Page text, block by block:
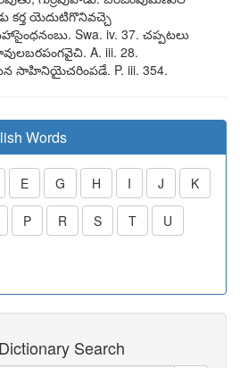
యెదుటిగొనివచ్చె
. Swa. iv. 37. చప్పటలు
. A. iii. 28.
సాహినియైచరింపడే. P. iii. 354.
Words
E G H I J K
P R S T U
Search